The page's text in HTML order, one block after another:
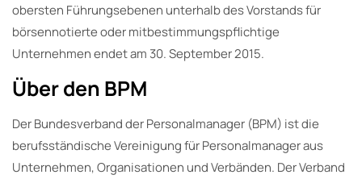
obersten Führungsebenen unterhalb des Vorstands für
börsennotierte oder mitbestimmungspflichtige
Unternehmen endet am 30. September 2015.
Über den BPM
Der Bundesverband der Personalmanager (BPM) ist die
berufsständische Vereinigung für Personalmanager aus
Unternehmen, Organisationen und Verbänden. Der Verband